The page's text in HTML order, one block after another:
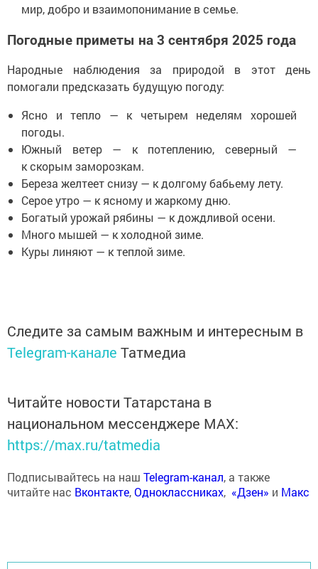
мир, добро и взаимопонимание в семье.
Погодные приметы на 3 сентября 2025 года
Народные наблюдения за природой в этот день
помогали предсказать будущую погоду:
Ясно и тепло — к четырем неделям хорошей
погоды.
Южный ветер — к потеплению, северный —
к скорым заморозкам.
Береза желтеет снизу — к долгому бабьему лету.
Серое утро — к ясному и жаркому дню.
Богатый урожай рябины — к дождливой осени.
Много мышей — к холодной зиме.
Куры линяют — к теплой зиме.
Следите за самым важным и интересным в
Telegram-канале Татмедиа
Читайте новости Татарстана в
национальном мессенджере MАХ:
https://max.ru/tatmedia
Подписывайтесь на наш Telegram-канал, а также
читайте нас Вконтакте,Одноклассниках, «Дзен» и Макс